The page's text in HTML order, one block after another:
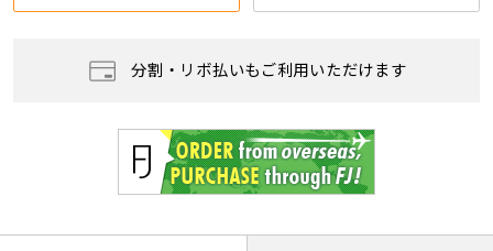
分割・リボ払いもご利用いただけます